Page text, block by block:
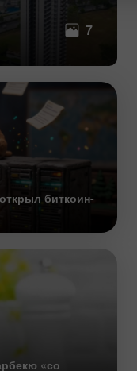
7
биткоин-
«со